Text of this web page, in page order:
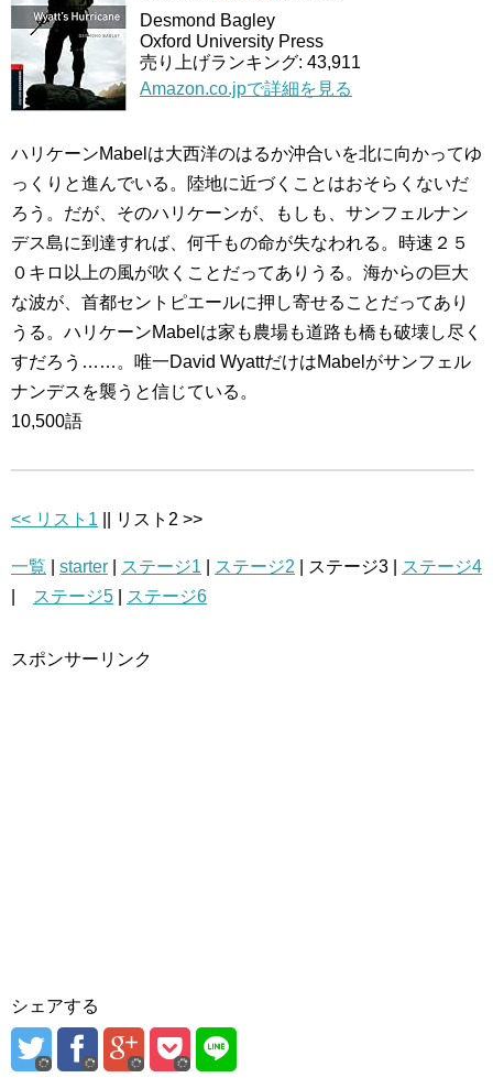
Desmond Bagley
Oxford University Press
売り上げランキング: 43,911
Amazon.co.jpで詳細を見る
ハリケーンMabelは大西洋のはるか沖合いを北に向かってゆ
っくりと進んでいる。陸地に近づくことはおそらくないだ
ろう。だが、そのハリケーンが、もしも、サンフェルナン
デス島に到達すれば、何千もの命が失なわれる。時速２５
０キロ以上の風が吹くことだってありうる。海からの巨大
な波が、首都セントピエールに押し寄せることだってあり
うる。ハリケーンMabelは家も農場も道路も橋も破壊し尽く
すだろう……。唯一David WyattだけはMabelがサンフェル
ナンデスを襲うと信じている。
10,500語
<< リスト1 || リスト2 >>
一覧 starter ステージ1 ステージ2 | ステージ3 |
ステージ4
ステージ5 ステージ6
スポンサーリンク
シェアする